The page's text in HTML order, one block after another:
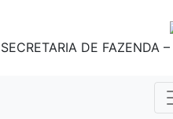
SECRETARIA DE FAZENDA